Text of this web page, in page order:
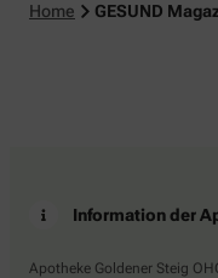
Home GESUND
Information der
Apotheke Goldener Steig